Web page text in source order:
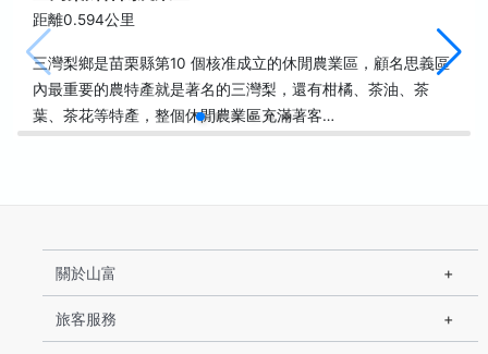
距離0.594公里
三灣梨鄉是苗栗縣第10 個核准成立的休閒農業區，顧名思義區
內最重要的農特產就是著名的三灣梨，還有柑橘、茶油、茶
葉、茶花等特產，整個休閒農業區充滿著客…
關於山富
旅客服務